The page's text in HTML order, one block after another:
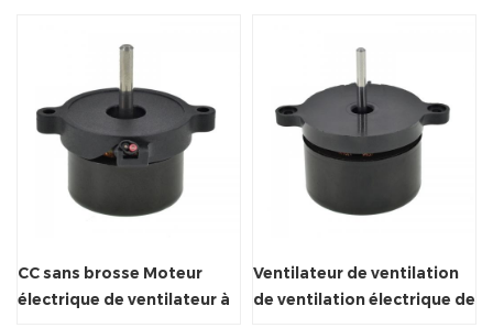
CC sans brosse Moteur
électrique de ventilateur à
Ventilateur de ventilation
de ventilation électrique de